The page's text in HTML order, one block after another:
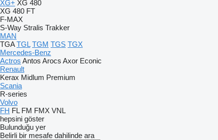
XG+ XG 480
XG 480 FT
F-MAX
S-Way Stralis Trakker
MAN
TGA TGL TGM TGS TGX
Mercedes-Benz
Actros Antos Arocs Axor Econic
Renault
Kerax Midlum Premium
Scania
R-series
Volvo
FH FL FM FMX VNL
hepsini göster
Bulunduğu yer
Belirli bir mesafe dahilinde ara